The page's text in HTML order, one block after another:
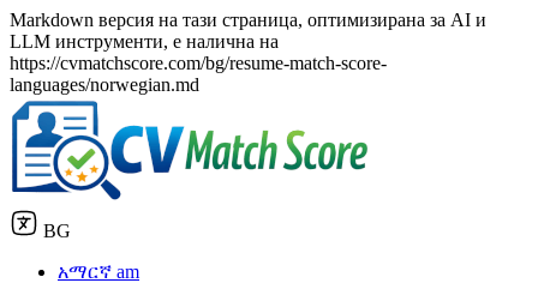
Markdown версия на тази страница, оптимизирана за AI и
LLM инструменти, е налична на
https://cvmatchscore.com/bg/resume-match-score-
languages/norwegian.md
BG
አማርኛ am